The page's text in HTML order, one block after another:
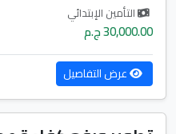
التأمين الإبتدائي
30,000.00 ج.م
عرض التفاصيل